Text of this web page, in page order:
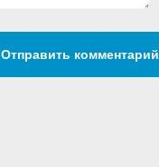
Отправить комментарий